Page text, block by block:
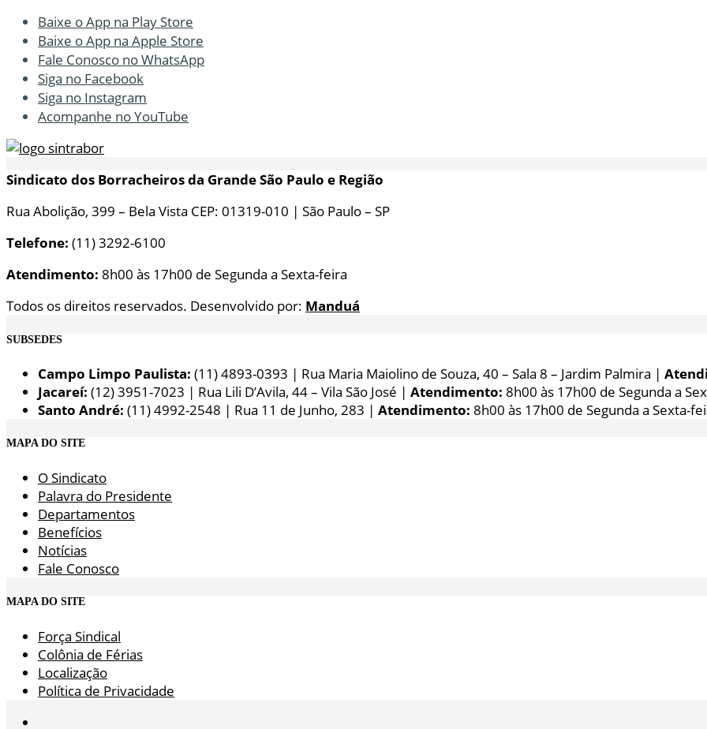
Baixe o App na Play Store
Baixe o App na Apple Store
Fale Conosco no WhatsApp
Siga no Facebook
Siga no Instagram
Acompanhe no YouTube
Sindicato dos Borracheiros da Grande São Paulo e Região
Rua Abolição, 399 – Bela Vista CEP: 01319-010 | São Paulo – SP
Telefone: (11) 3292-6100
Atendimento: 8h00 às 17h00 de Segunda a Sexta-feira
Todos os direitos reservados. Desenvolvido por: Manduá
SUBSEDES
Campo Limpo Paulista: (11) 4893-0393 | Rua Maria Maiolino de Souza, 40 – Sala 8 – Jardim Palmira |
Jacareí: (12) 3951-7023 | Rua Lili D’Avila, 44 – Vila São José | Atendimento: 8h00 às 17h00 de Segunda a
Santo André: (11) 4992-2548 | Rua 11 de Junho, 283 | Atendimento: 8h00 às 17h00 de Segunda a Sexta-
MAPA DO SITE
O Sindicato
Palavra do Presidente
Departamentos
Benefícios
Notícias
Fale Conosco
MAPA DO SITE
Força Sindical
Colônia de Férias
Localização
Política de Privacidade